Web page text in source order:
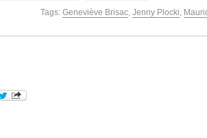
Tags: Geneviève Brisac Jenny Plocki